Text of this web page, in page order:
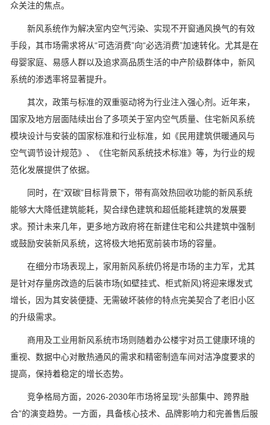
众关注的焦点。
新风系统作为解决室内空气污染、实现不开窗通风换气的有效
手段，其市场需求将从“可选消费”向“必选消费”加速转化。尤其是在
母婴家庭、易感人群以及追求高品质生活的中产阶级群体中，新风
系统的渗透率将显著提升。
其次，政策与标准的双重驱动将为行业注入强心剂。近年来，
国家及地方层面陆续出台了多项关于室内空气质量、住宅新风系统
模块设计与安装的国家标准和行业标准，如《民用建筑供暖通风与
空气调节设计规范》、《住宅新风系统技术标准》等，为行业的规
范化发展提供了依据。
同时，在“双碳”目标背景下，带有高效热回收功能的新风系统
能够大大降低建筑能耗，契合绿色建筑和超低能耗建筑的发展要
求。预计未来几年，更多地方政府将在新建住宅和公共建筑中强制
或鼓励安装新风系统，这将极大地拓宽前装市场的容量。
在细分市场表现上，家用新风系统仍将是市场的主力军，尤其
是针对存量房改造的后装市场(如壁挂式、柜式新风)将迎来爆发式
增长，因为其安装便捷、无需破坏装修的特点完美契合了老旧小区
的升级需求。
商用及工业用新风系统市场则随着办公楼宇对员工健康环境的
重视、数据中心对散热通风的需求和精密制造车间对洁净度要求的
提高，保持着稳定的增长态势。
竞争格局方面，2026-2030年市场将呈现“头部集中、跨界融
合”的演变趋势。一方面，具备核心技术、品牌影响力和完善售后服